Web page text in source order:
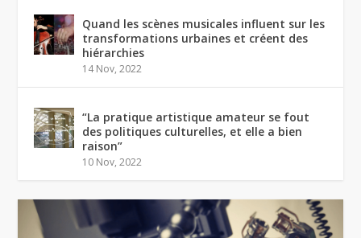
Quand les scènes musicales influent sur les
transformations urbaines et créent des
hiérarchies
14 Nov, 2022
“La pratique artistique amateur se fout
des politiques culturelles, et elle a bien
raison”
10 Nov, 2022